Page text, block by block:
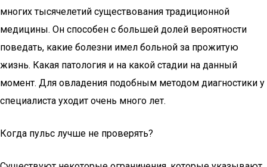
многих тысячелетий существования традиционной
медицины. Он способен с большей долей вероятности
поведать, какие болезни имел больной за прожитую
жизнь. Какая патология и на какой стадии на данный
момент. Для овладения подобным методом диагностики у
специалиста уходит очень много лет.
Когда пульс лучше не проверять?